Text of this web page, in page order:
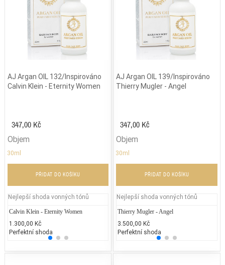
AJ Argan OIL 132/Inspirováno
Calvin Klein - Eternity Women
347,00 Kč
Objem
30ml
PŘIDAT DO KOŠÍKU
Nejlepší shoda vonných tónů
Calvin Klein - Eternity Women
1.300,00 Kč
Perfektní shoda
Versace - Versense
3.200,00 Kč
25% běžných vonných tónů
AJ Argan OIL 139/Inspirováno
Thierry Mugler - Angel
347,00 Kč
Objem
30ml
PŘIDAT DO KOŠÍKU
Nejlepší shoda vonných tónů
Thierry Mugler - Angel
3.500,00 Kč
Perfektní shoda